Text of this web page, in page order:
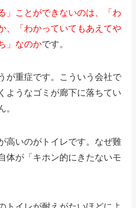
」ことができないのは、「わ
、「わかっていてもあえてや
」なのかです。
が重症です。こういう会社で
ようなゴミが廊下に落ちてい
。
高いのがトイレです。なぜ難
体が「キホン的にきたないモ